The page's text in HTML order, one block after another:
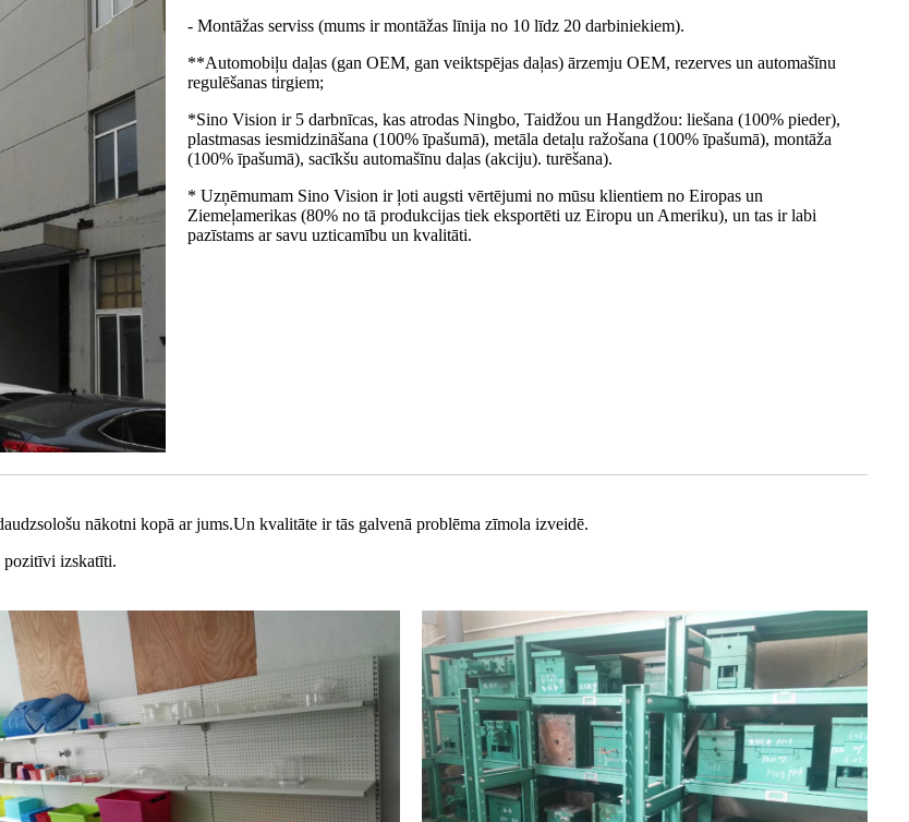
- Montāžas serviss (mums ir montāžas līnija no 10 līdz 20 darbiniekiem).
**Automobiļu daļas (gan OEM, gan veiktspējas daļas) ārzemju OEM, rezerves un automašīnu
regulēšanas tirgiem;
*Sino Vision ir 5 darbnīcas, kas atrodas Ningbo, Taidžou un Hangdžou: liešana (100% pieder),
plastmasas iesmidzināšana (100% īpašumā), metāla detaļu ražošana (100% īpašumā), montāža
(100% īpašumā), sacīkšu automašīnu daļas (akciju). turēšana).
* Uzņēmumam Sino Vision ir ļoti augsti vērtējumi no mūsu klientiem no Eiropas un
Ziemeļamerikas (80% no tā produkcijas tiek eksportēti uz Eiropu un Ameriku), un tas ir labi
pazīstams ar savu uzticamību un kvalitāti.
nākotni kopā ar jums.Un kvalitāte ir tās galvenā problēma zīmola izveidē.
pozitīvi izskatīti.